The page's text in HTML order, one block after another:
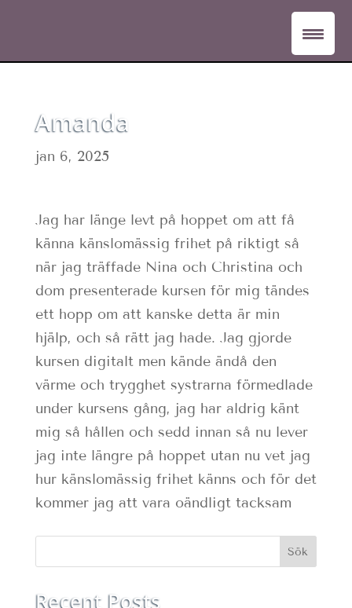
Amanda
jan 6, 2025
Jag har länge levt på hoppet om att få
känna känslomässig frihet på riktigt så
när jag träffade Nina och Christina och
dom presenterade kursen för mig tändes
ett hopp om att kanske detta är min
hjälp, och så rätt jag hade. Jag gjorde
kursen digitalt men kände ändå den
värme och trygghet systrarna förmedlade
under kursens gång, jag har aldrig känt
mig så hållen och sedd innan så nu lever
jag inte längre på hoppet utan nu vet jag
hur känslomässig frihet känns och för det
kommer jag att vara oändligt tacksam
Sök
Recent Posts